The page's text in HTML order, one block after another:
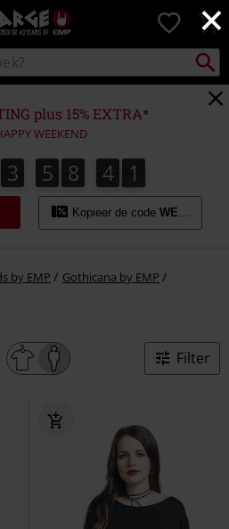
×
Large
–
Muziek-,
en
gaming-
merch
+
alternatieve
kleding
0
zoeken
plus 15% EXTRA*
WEEKEND
3
3 5
5 8
8 4
4 0
1
0
Kopieer de code WEEKEND
by EMP
Gothicana by EMP
Filter